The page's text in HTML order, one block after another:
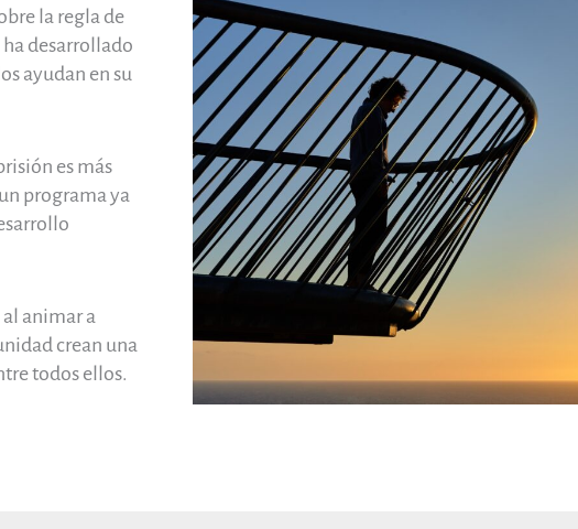
la regla de
desarrollado
ayudan en su
es más
programa ya
animar a
crean una
todos ellos.